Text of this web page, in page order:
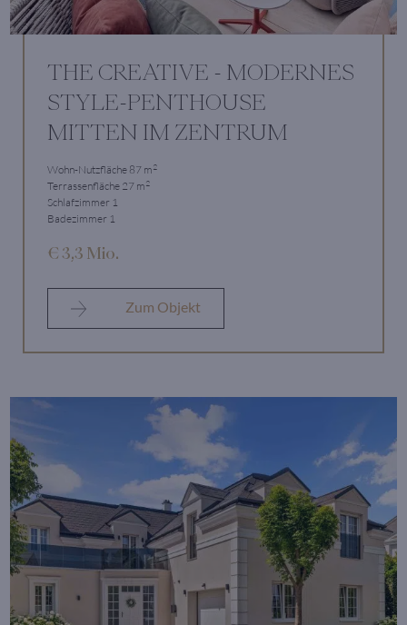
THE CREATIVE - MODERNES
STYLE-PENTHOUSE
MITTEN IM ZENTRUM
Wohn-Nutzfläche 87 m2
Terrassenfläche 27 m2
Schlafzimmer 1
Badezimmer 1
€ 3,3 Mio.
Zum Objekt